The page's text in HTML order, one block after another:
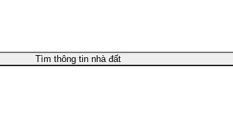
Tìm thông tin nhà đất